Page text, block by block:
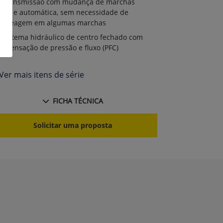
e automática, sem necessidade de
em algumas marchas
Sistema hidráulico de centro fechado com
de pressão e fluxo (PFC)
mais itens de série
FICHA TÉCNICA
Solicitar uma proposta